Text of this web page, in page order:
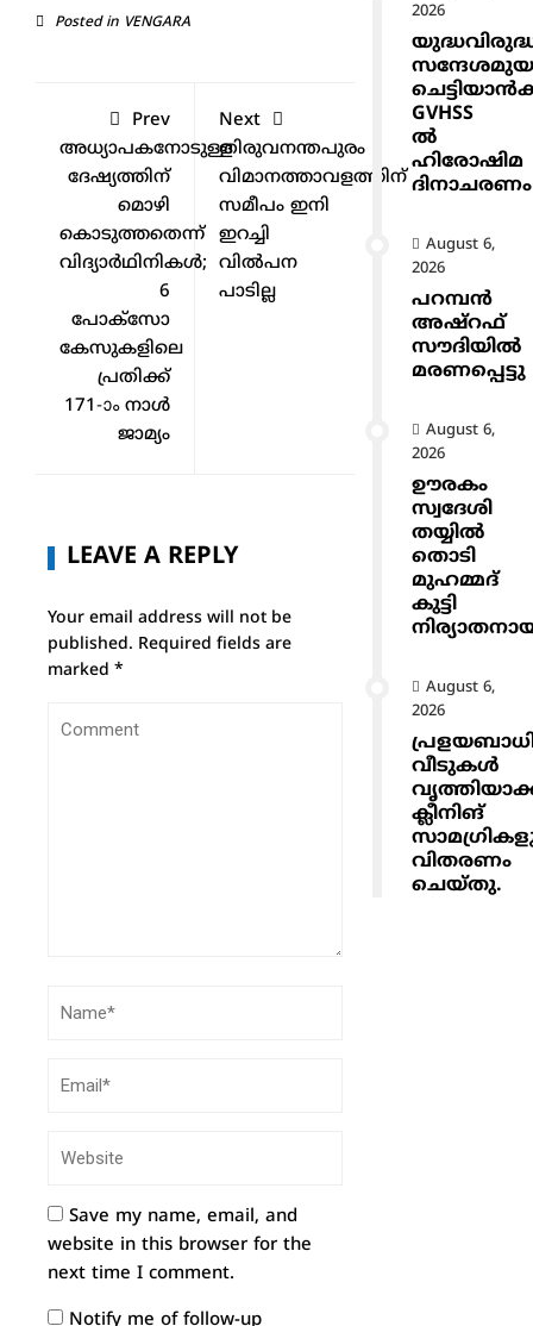
Posted in VENGARA
Prev
അധ്യാപകനോടുള്ള
ദേഷ്യത്തിന്
മൊഴി
കൊടുത്തതെന്ന്
വിദ്യാർഥിനികൾ;
6
പോക്സോ
കേസുകളിലെ
പ്രതിക്ക്
171-ാം നാൾ
ജാമ്യം
Next
തിരുവനന്തപുരം
വിമാനത്താവളത്തിന്
സമീപം ഇനി
ഇറച്ചി
വിൽപന
പാടില്ല
LEAVE A REPLY
Your email address will not be
published. Required fields are
marked *
Save my name, email, and
website in this browser for the
next time I comment.
Notify me of follow-up
2026
GVHSS
ൽ
ഹിരോഷിമ
ദിനാചരണം
August 6,
2026
പറമ്പൻ
അഷ്‌റഫ്
സൗദിയിൽ
മരണപ്പെട്ടു
August 6,
2026
ഊരകം
സ്വദേശി
തയ്യിൽ
തൊടി
മുഹമ്മദ്
കുട്ടി
August 6,
2026
വീടുകൾ
ക്ലീനിങ്
വിതരണം
ചെയ്തു.